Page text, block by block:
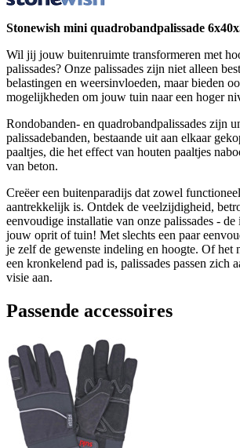
Stonewish mini quadrobandpalissade
Wil jij jouw buitenruimte transformeren met
palissades? Onze palissades zijn niet alleen
belastingen en weersinvloeden, maar bieden
mogelijkheden om jouw tuin naar een hoger
Rondobanden- en quadrobandpalissades zijn
palissadebanden, bestaande uit aan elkaar
paaltjes, die het effect van houten paaltjes
van beton.
Creëer een buitenparadijs dat zowel
aantrekkelijk is. Ontdek de veelzijdigheid,
eenvoudige installatie van onze palissades -
jouw oprit of tuin! Met slechts een paar
je zelf de gewenste indeling en hoogte. Of het
een kronkelend pad is, palissades passen zich
visie aan.
Passende accessoires